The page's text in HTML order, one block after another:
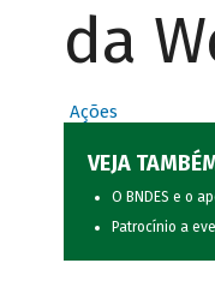
da
Ações
VEJA
O BNDES e o
Patrocínio a